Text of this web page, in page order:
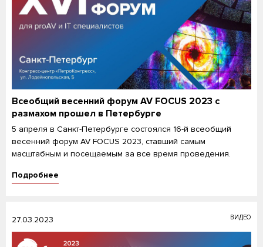
Всеобщий весенний форум AV FOCUS 2023 с
размахом прошел в Петербурге
5 апреля в Санкт-Петербурге состоялся 16-й всеобщий
весенний форум AV FOCUS 2023, ставший самым
масштабным и посещаемым за все время проведения.
Подробнее
27.03.2023 ВИДЕО